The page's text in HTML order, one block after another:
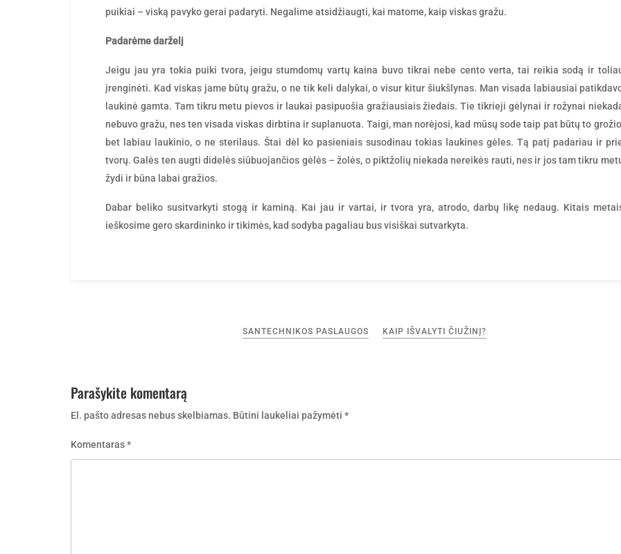
puikiai – viską pavyko gerai padaryti. Negalime atsidžiaugti, kai matome, kaip viskas gražu.
Padarėme darželį
Jeigu jau yra tokia puiki tvora, jeigu stumdomų vartų kaina buvo tikrai nebe cento verta, tai reikia sodą ir
įrenginėti. Kad viskas jame būtų gražu, o ne tik keli dalykai, o visur kitur šiukšlynas. Man visada labiausiai
laukinė gamta. Tam tikru metu pievos ir laukai pasipuošia gražiausiais žiedais. Tie tikrieji gėlynai ir rožynai
nebuvo gražu, nes ten visada viskas dirbtina ir suplanuota. Taigi, man norėjosi, kad mūsų sode taip pat būtų to
bet labiau laukinio, o ne sterilaus. Štai dėl ko pasieniais susodinau tokias laukines gėles. Tą patį padariau ir
tvorų. Galės ten augti didelės siūbuojančios gėlės – žolės, o piktžolių niekada nereikės rauti, nes ir jos tam tikru
žydi ir būna labai gražios.
Dabar beliko susitvarkyti stogą ir kaminą. Kai jau ir vartai, ir tvora yra, atrodo, darbų likę nedaug. Kitais
ieškosime gero skardininko ir tikimės, kad sodyba pagaliau bus visiškai sutvarkyta.
SANTECHNIKOS PASLAUGOS KAIP IŠVALYTI ČIUŽINĮ?
Parašykite komentarą
El. pašto adresas nebus skelbiamas. Būtini laukeliai pažymėti *
Komentaras*